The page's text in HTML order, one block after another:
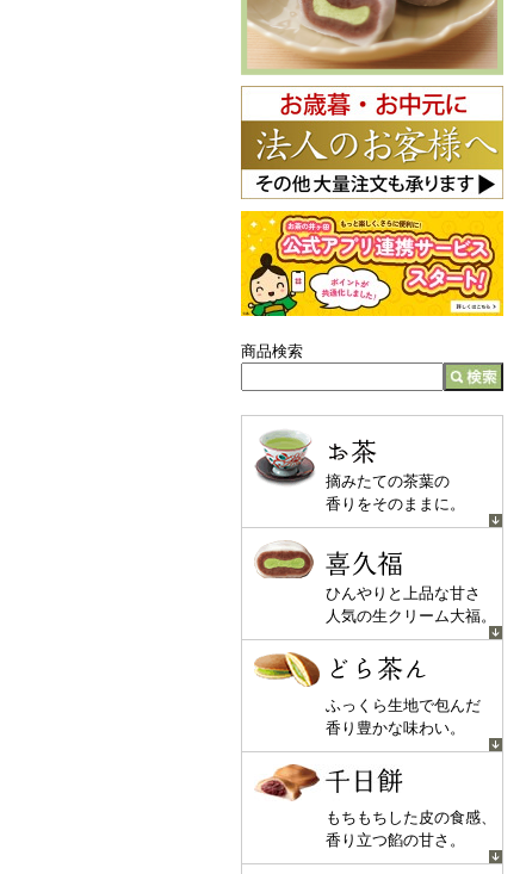
商品検索
お茶
摘みたての茶葉の
香りをそのままに。
喜久福
ひんやりと上品な甘さ
人気の生クリーム大福。
どら茶ん
ふっくら生地で包んだ
香り豊かな味わい。
千日餅
もちもちした皮の食感、
香り立つ餡の甘さ。